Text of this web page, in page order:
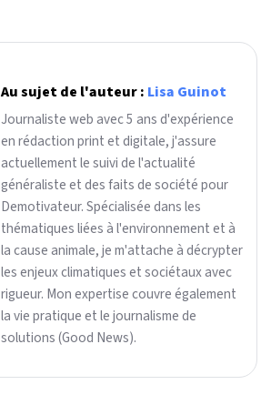
Au sujet de l'auteur : Lisa Guinot
Journaliste web avec 5 ans d'expérience
en rédaction print et digitale, j'assure
actuellement le suivi de l'actualité
généraliste et des faits de société pour
Demotivateur. Spécialisée dans les
thématiques liées à l'environnement et à
la cause animale, je m'attache à décrypter
les enjeux climatiques et sociétaux avec
rigueur. Mon expertise couvre également
la vie pratique et le journalisme de
solutions (Good News).